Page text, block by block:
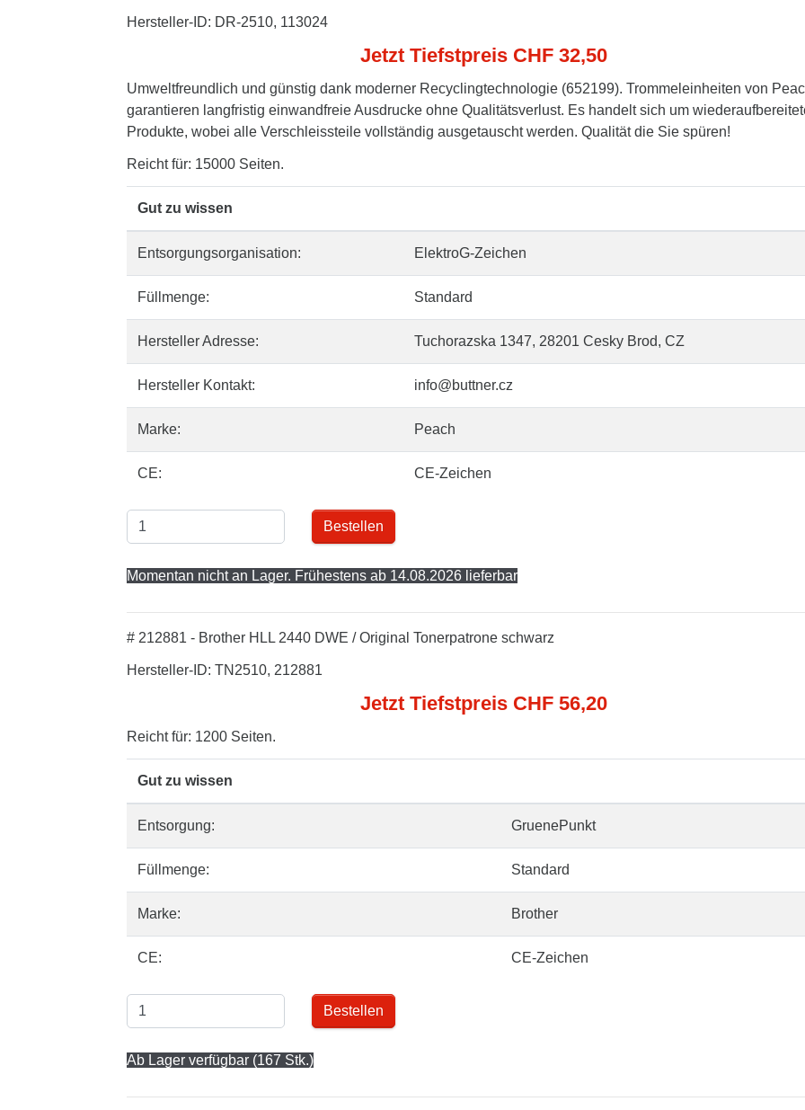
Hersteller-ID: DR-2510, 113024
Jetzt Tiefstpreis CHF 32,50
Umweltfreundlich und günstig dank moderner Recyclingtechnologie (652199). Trommeleinheiten von
garantieren langfristig einwandfreie Ausdrucke ohne Qualitätsverlust. Es handelt sich um
Produkte, wobei alle Verschleissteile vollständig ausgetauscht werden. Qualität die Sie spüren!
Reicht für: 15000 Seiten.
Gut zu wissen
Entsorgungsorganisation: ElektroG-Zeichen
Füllmenge: Standard
Hersteller Adresse: Tuchorazska 1347, 28201 Cesky Brod, CZ
Hersteller Kontakt: info@buttner.cz
Marke: Peach
CE: CE-Zeichen
Bestellen
Momentan nicht an Lager. Frühestens ab 14.08.2026 lieferbar
# 212881 - Brother HLL 2440 DWE / Original Tonerpatrone schwarz
Hersteller-ID: TN2510, 212881
Jetzt Tiefstpreis CHF 56,20
Reicht für: 1200 Seiten.
Gut zu wissen
Entsorgung: GruenePunkt
Füllmenge: Standard
Marke: Brother
CE: CE-Zeichen
Bestellen
Ab Lager verfügbar (167 Stk.)